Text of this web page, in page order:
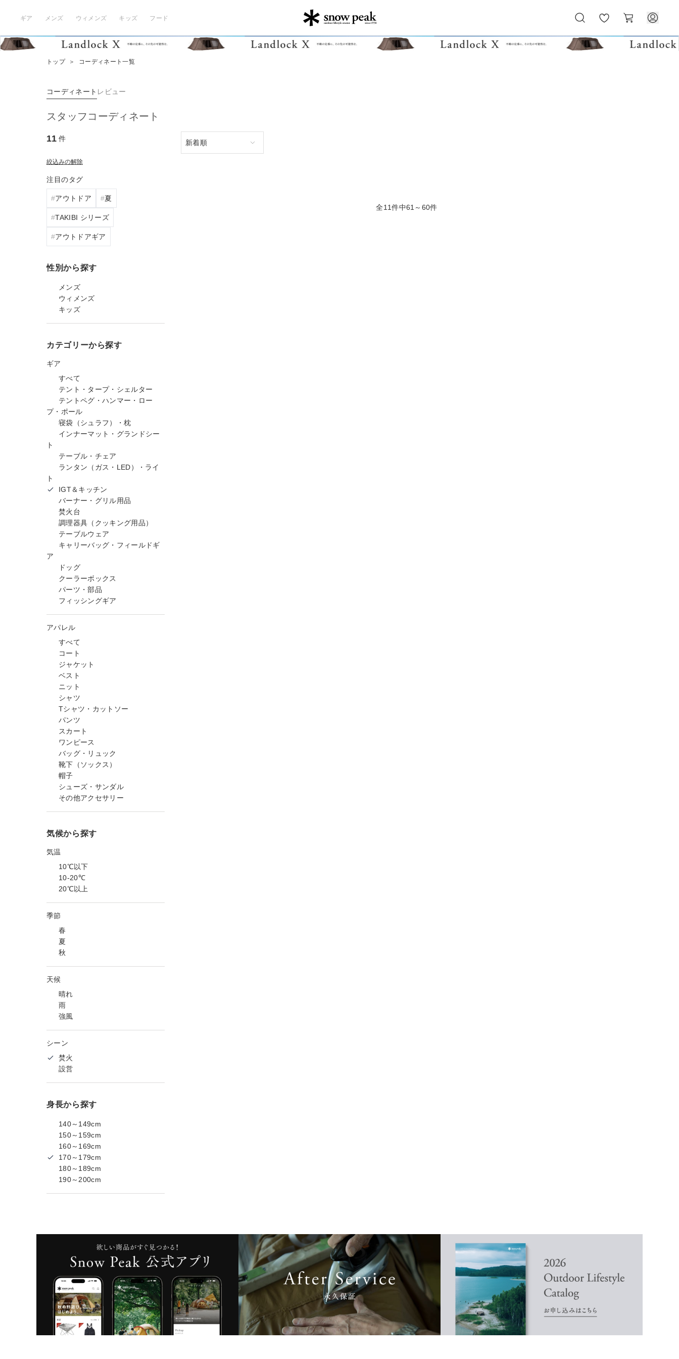
ギア メンズ ウィメンズ キッズ フード
気
に
ー
ト
トップ ＞ コーディネート一覧
コーディネート レビュー
スタッフコーディネート
11 件
絞込みの解除
注目のタグ
アウトドア 夏
TAKIBI シリーズ
アウトドアギア
性別から探す
メンズ
ウィメンズ
キッズ
カテゴリーから探す
ギア
すべて
テント・タープ・シェルター
テントペグ・ハンマー・ロー
プ・ポール
寝袋（シュラフ）・枕
インナーマット・グランドシー
ト
テーブル・チェア
ランタン（ガス・LED）・ライ
ト
IGT＆キッチン
バーナー・グリル用品
焚火台
調理器具（クッキング用品）
テーブルウェア
キャリーバッグ・フィールドギ
ア
ドッグ
クーラーボックス
パーツ・部品
フィッシングギア
アパレル
すべて
コート
ジャケット
ベスト
ニット
シャツ
Tシャツ・カットソー
パンツ
スカート
ワンピース
バッグ・リュック
靴下（ソックス）
帽子
シューズ・サンダル
その他アクセサリー
気候から探す
気温
10℃以下
10-20℃
20℃以上
季節
春
夏
秋
天候
晴れ
雨
強風
シーン
焚火
設営
身長から探す
140～149cm
150～159cm
160～169cm
170～179cm
180～189cm
190～200cm
全11件中61～60件